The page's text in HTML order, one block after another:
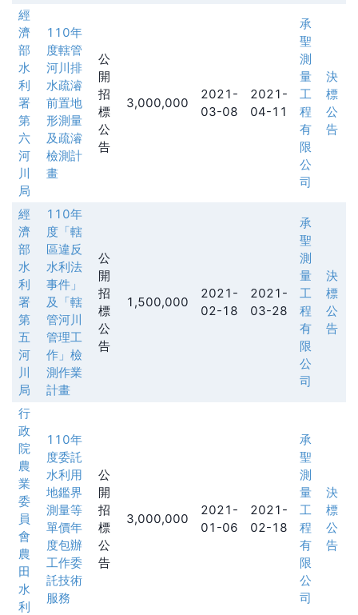
經
濟
部
水
利
署
第
六
河
川
局
110年
度轄管
河川排
水疏濬
前置地
形測量
及疏濬
檢測計
畫
公
開
招
標
公
告
3,000,000
2021-
03-08
2021-
04-11
承
聖
測
量
工
程
有
限
公
司
決
標
公
告
經
濟
部
水
利
署
第
五
河
川
局
110年
度「轄
區違反
水利法
事件」
及「轄
管河川
管理工
作」檢
測作業
計畫
公
開
招
標
公
告
1,500,000
2021-
02-18
2021-
03-28
承
聖
測
量
工
程
有
限
公
司
決
標
公
告
行
政
院
農
業
委
員
會
農
田
水
利
110年
度委託
水利用
地鑑界
測量等
單價年
度包辦
工作委
託技術
服務
公
開
招
標
公
告
3,000,000
2021-
01-06
2021-
02-18
承
聖
測
量
工
程
有
限
公
司
決
標
公
告